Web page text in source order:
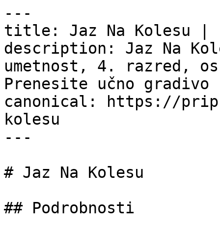
---
title: Jaz Na Kolesu |
description: Jaz Na
umetnost, 4. razred,
Prenesite učno
canonical: https://
kolesu
---
# Jaz Na Kolesu
## Podrobnosti